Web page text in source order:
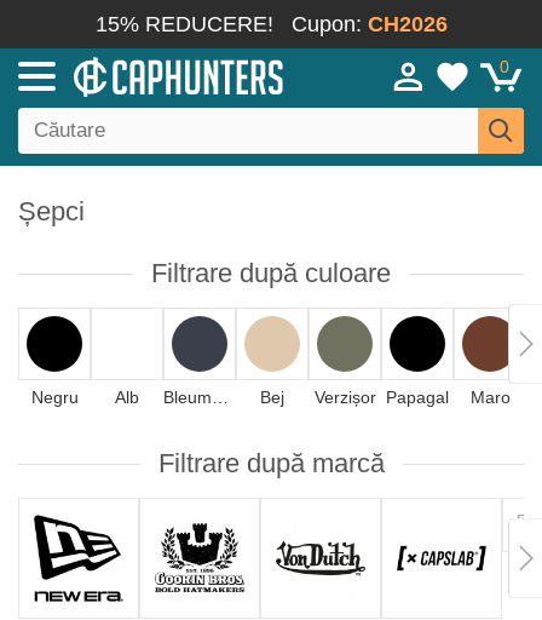
15% REDUCERE! Cupon: CH2026
0
Șepci
Filtrare după culoare
Negru Alb Bej Verzișor Papagal Maro
Filtrare după marcă